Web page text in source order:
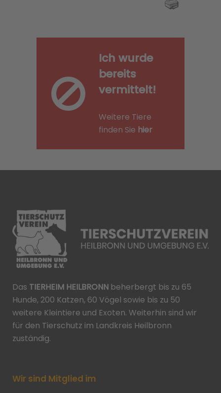
Ich wurde
bereits
vermittelt!
Weitere Tiere
finden Sie hier
Das TIERHEIM HEILBRONN beherbergt bis zu 65
Hunde, 200 Katzen, 60 Vögel sowie bis zu 50
weitere Kleintiere und Exoten. Weiterhin sind wir
für den Tierschutz im Landkreis Heilbronn
zuständig.
Wir sind Mitglied im